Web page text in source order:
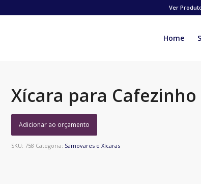
Ver
Home
Xícara para Cafezinho
Adicionar ao orçamento
SKU: 758 Categoria: Samovares e Xícaras